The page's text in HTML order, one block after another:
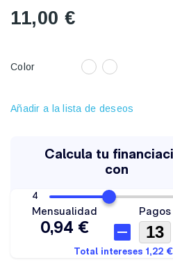
11,00 €
Color
Añadir a la lista de deseos